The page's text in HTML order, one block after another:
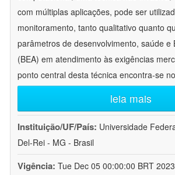
com múltiplas aplicações, pode ser
monitoramento, tanto qualitativo quanto
parâmetros de desenvolvimento, saúde e
(BEA) em atendimento às exigências
ponto central desta técnica encontra-se
leia mais
Instituição/UF/País: Universidade
Del-Rei - MG - Brasil
Vigência: Tue Dec 05 00:00:00 BRT